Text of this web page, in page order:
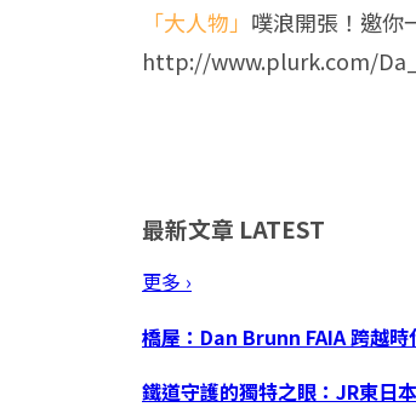
「大人物」 噗浪開張！邀你
http://www.plurk.com/
最新文章 LATEST
更多 ›
橋屋：Dan Brunn FAIA 跨越
鐵道守護的獨特之眼：JR東日